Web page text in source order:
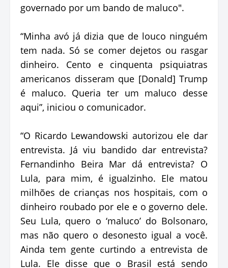
governado por um bando de maluco".
“Minha avó já dizia que de louco ninguém
tem nada. Só se comer dejetos ou rasgar
dinheiro. Cento e cinquenta psiquiatras
americanos disseram que [Donald] Trump
é maluco. Queria ter um maluco desse
aqui”, iniciou o comunicador.
“O Ricardo Lewandowski autorizou ele dar
entrevista. Já viu bandido dar entrevista?
Fernandinho Beira Mar dá entrevista? O
Lula, para mim, é igualzinho. Ele matou
milhões de crianças nos hospitais, com o
dinheiro roubado por ele e o governo dele.
Seu Lula, quero o ‘maluco’ do Bolsonaro,
mas não quero o desonesto igual a você.
Ainda tem gente curtindo a entrevista de
Lula. Ele disse que o Brasil está sendo